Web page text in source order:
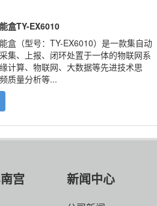
盒TY-EX6010
盒（型号：TY-EX6010）是一款集自动
集、上报、闭环处置于一体的物联网系
计算、物联网、大数据等先进技术思
质量分析等...
宫 新闻中心